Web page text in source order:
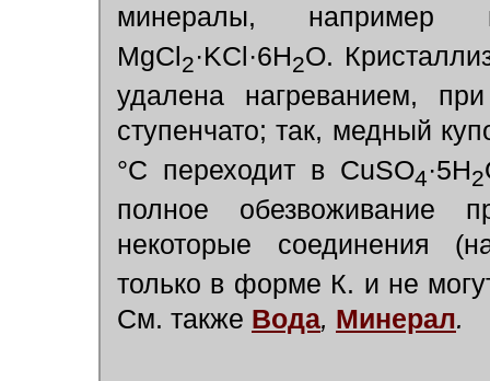
минералы, например
MgCl 2·KCl ·6H2O.
удалена нагреванием,
ступенчато; так, медный
°С переходит в CuSO4·5H2
полное обезвоживание
некоторые соединения
только в форме К. и не
См. также Вода, Минерал.